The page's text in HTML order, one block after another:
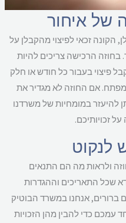
של איחור
זכאי לפיצוי מהקבלן על
הרכישה צריכים להיות
בעבור כל חודש או חלק
אם החוזה לא מגדיר את
להיעזר במומחיות של משרדנו
ולראות מה הם התנאים
שכל התאריכים וההגדרות
אנחנו במשרד הבוטיק
כדי להבין מהן הזכויות